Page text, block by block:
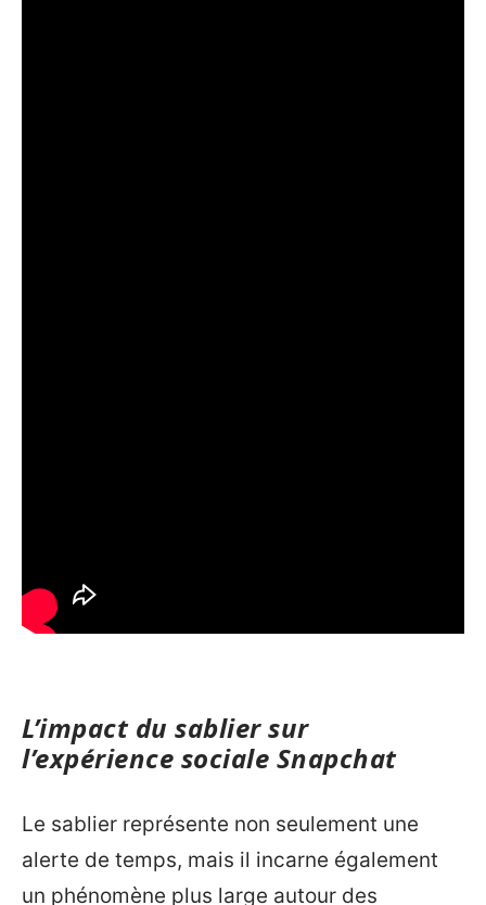
L’impact du sablier sur
l’expérience sociale Snapchat
Le sablier représente non seulement une
alerte de temps, mais il incarne également
un phénomène plus large autour des